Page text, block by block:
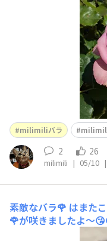
milimiliバラ
2 26
milimili | 05/10 |
素敵なバラ🌹 はまた
🌹が咲きましたよ〜
なりました❣️ありが